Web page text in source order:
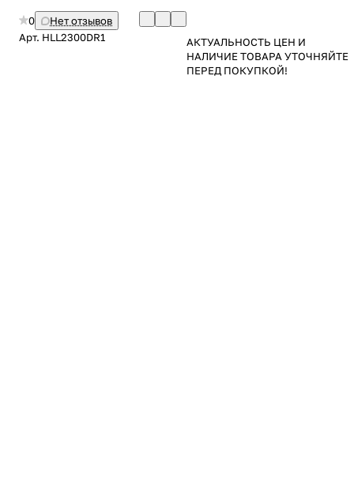
0
Нет отзывов
Арт. HLL2300DR1
АКТУАЛЬНОСТЬ ЦЕН И
НАЛИЧИЕ ТОВАРА УТОЧНЯЙТЕ
ПЕРЕД ПОКУПКОЙ!